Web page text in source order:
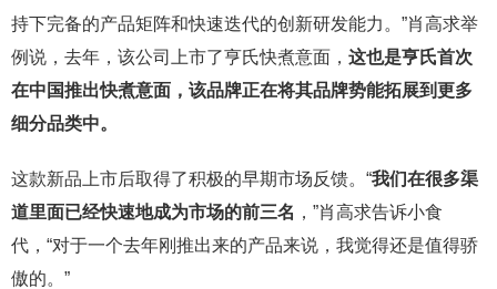
持下完备的产品矩阵和快速迭代的创新研发能力。”肖高求举
例说，去年，该公司上市了亨氏快煮意面， 这也是亨氏首次
在中国推出快煮意面，该品牌正在将其品牌势能拓展到更多
细分品类中。
这款新品上市后取得了积极的早期市场反馈。“我们在很多渠
道里面已经快速地成为市场的前三名 ，”肖高求告诉小食
代，“对于一个去年刚推出来的产品来说，我觉得还是值得骄
傲的。”